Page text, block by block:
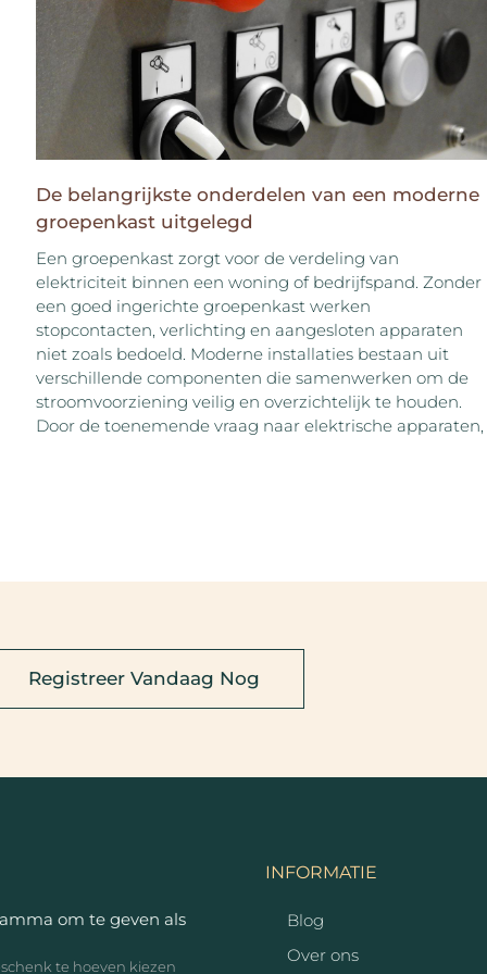
De belangrijkste onderdelen van een moderne
groepenkast uitgelegd
Een groepenkast zorgt voor de verdeling van
elektriciteit binnen een woning of bedrijfspand. Zonder
een goed ingerichte groepenkast werken
stopcontacten, verlichting en aangesloten apparaten
niet zoals bedoeld. Moderne installaties bestaan uit
verschillende componenten die samenwerken om de
stroomvoorziening veilig en overzichtelijk te houden.
Door de toenemende vraag naar elektrische apparaten,
Registreer Vandaag Nog
om te geven als
te hoeven kiezen
INFORMATIE
Blog
Over ons